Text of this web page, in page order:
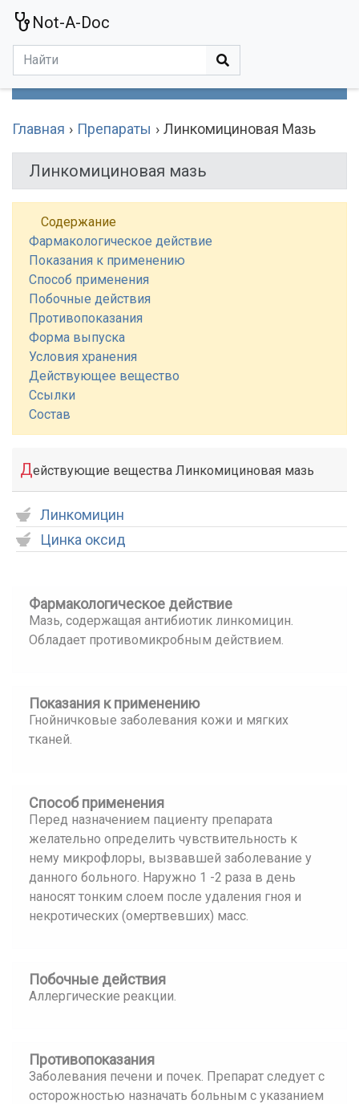
Not-A-Doc
Главная Препараты Линкомициновая Мазь
Линкомициновая мазь
Содержание
Фармакологическое действие
Показания к применению
Способ применения
Побочные действия
Противопоказания
Форма выпуска
Условия хранения
Действующее вещество
Ссылки
Состав
Действующие вещества Линкомициновая мазь
Линкомицин
Цинка оксид
Фармакологическое действие
Мазь, содержащая антибиотик линкомицин.
Обладает противомикробным действием.
Показания к применению
Гнойничковые заболевания кожи и мягких
тканей.
Способ применения
Перед назначением пациенту препарата
желательно определить чувствительность к
нему микрофлоры, вызвавшей заболевание у
данного больного. Наружно 1 -2 раза в день
наносят тонким слоем после удаления гноя и
некротических (омертвевших) масс.
Побочные действия
Аллергические реакции.
Противопоказания
Заболевания печени и почек. Препарат следует с
осторожностью назначать больным с указанием